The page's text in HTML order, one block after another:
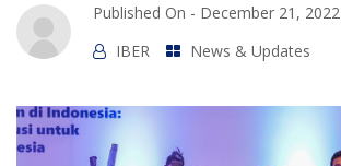
Published On - December 21, 2022
IBER
News & Updates